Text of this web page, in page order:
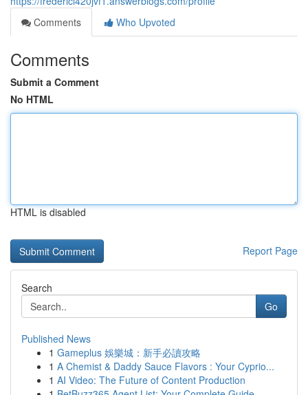
Comments
Who Upvoted
Comments
Submit a Comment
No HTML
HTML is disabled
Report Page
Search
Go
Published News
1 Gameplus 娛樂城：新手必讀攻略
1 A Chemist & Daddy Sauce Flavors : Your Cyprio...
1 AI Video: The Future of Content Production